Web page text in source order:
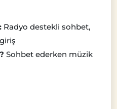
Radyo destekli sohbet,
Sohbet ederken müzik